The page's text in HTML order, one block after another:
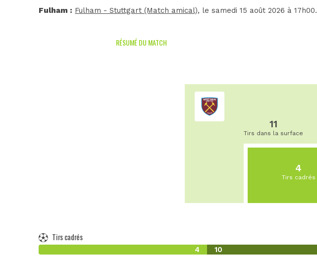
Fulham : Fulham - Stuttgart (Match amical), le samedi 15 août 2026 à 17h00.
RÉSUMÉ DU MATCH
11
Tirs dans la surface
4
Tirs cadrés
Tirs cadrés
4 10